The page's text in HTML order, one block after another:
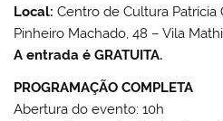
Local: Centro de Cultura Patrícia
Pinheiro Machado, 48 – Vila
A entrada é GRATUITA.
PROGRAMAÇÃO COMPLETA
Abertura do evento: 10h